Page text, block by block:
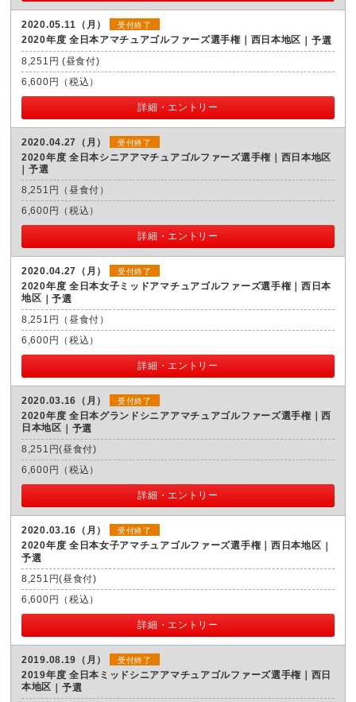
2020.05.11（月） 受付終了
2020年度 全日本アマチュアゴルファーズ選手権｜西日本地区
予選
8,251円 (昼食付)
6,600円（税込）
詳細・エントリー
2020.04.27（月） 受付終了
2020年度 全日本シニアアマチュアゴルファーズ選手権｜西日本地区
予選
8,251円（昼食付）
6,600円（税込）
詳細・エントリー
2020.04.27（月） 受付終了
2020年度 全日本女子ミッドアマチュアゴルファーズ選手権｜西日本
地区
予選
8,251円（昼食付）
6,600円（税込）
詳細・エントリー
2020.03.16（月） 受付終了
2020年度 全日本グランドシニアアマチュアゴルファーズ選手権｜西
日本地区
予選
8,251円(昼食付)
6,600円（税込）
詳細・エントリー
2020.03.16（月） 受付終了
2020年度 全日本女子アマチュアゴルファーズ選手権｜西日本地区
予選
8,251円(昼食付)
6,600円（税込）
詳細・エントリー
2019.08.19（月） 受付終了
2019年度 全日本ミッドシニアアマチュアゴルファーズ選手権｜西日
本地区
予選